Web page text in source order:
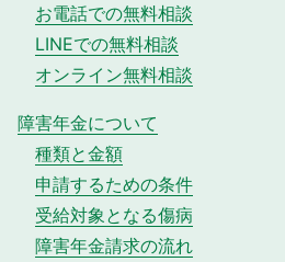
お電話での無料相談
LINEでの無料相談
オンライン無料相談
障害年金について
種類と金額
申請するための条件
受給対象となる傷病
障害年金請求の流れ